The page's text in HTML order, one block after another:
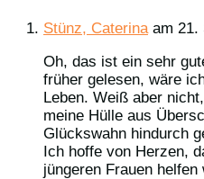
Stünz, Caterina am 21.
Oh, das ist ein sehr
früher gelesen, wäre
Leben. Weiß aber
meine Hülle aus
Glückswahn hindurch
Ich hoffe von Herzen,
jüngeren Frauen